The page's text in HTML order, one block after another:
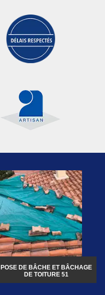
POSE DE BÂCHE ET BÂCHAGE
DE TOITURE 51